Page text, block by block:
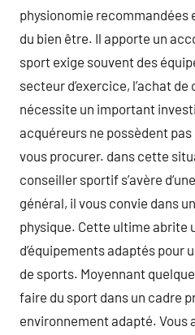
physionomie recommandées
du bien être. Il apporte un
sport exige souvent des
secteur d’exercice, l’achat
nécessite un important
acquéreurs ne possèdent
vous procurer. dans cette
conseiller sportif s’avère
général, il vous convie dans
physique. Cette ultime abrite
d’équipements adaptés pour
de sports. Moyennant
faire du sport dans un cadre
environnement adapté. Vous